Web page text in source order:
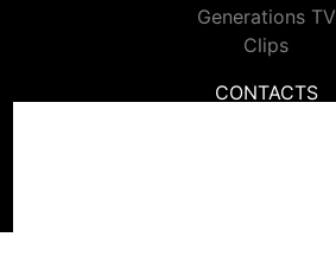
Generations TV
Clips
CONTACTS